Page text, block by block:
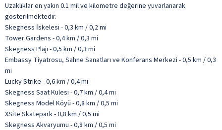
Uzaklıklar en yakın 0.1 mil ve kilometre değerine yuvarlanarak
gösterilmektedir.
Skegness İskelesi - 0,3 km / 0,2 mi
Tower Gardens - 0,4 km / 0,3 mi
Skegness Plajı - 0,5 km / 0,3 mi
Embassy Tiyatrosu, Sahne Sanatları ve Konferans Merkezi - 0,5 km / 0,3
mi
Lucky Strike - 0,6 km / 0,4 mi
Skegness Saat Kulesi - 0,7 km / 0,4 mi
Skegness Model Köyü - 0,8 km / 0,5 mi
XSite Skatepark - 0,8 km / 0,5 mi
Skegness Akvaryumu - 0,8 km / 0,5 mi